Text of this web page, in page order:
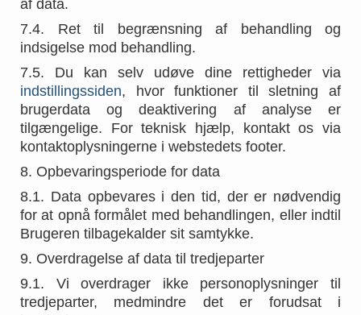
af data.
7.4. Ret til begrænsning af behandling og
indsigelse mod behandling.
7.5. Du kan selv udøve dine rettigheder via
indstillingssiden, hvor funktioner til sletning af
brugerdata og deaktivering af analyse er
tilgængelige. For teknisk hjælp, kontakt os via
kontaktoplysningerne i webstedets footer.
8. Opbevaringsperiode for data
8.1. Data opbevares i den tid, der er nødvendig
for at opnå formålet med behandlingen, eller indtil
Brugeren tilbagekalder sit samtykke.
9. Overdragelse af data til tredjeparter
9.1. Vi overdrager ikke personoplysninger til
tredjeparter, medmindre det er forudsat i